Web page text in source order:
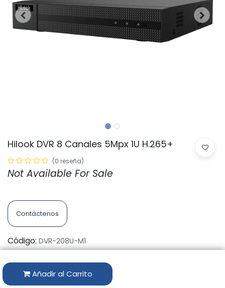
Hilook DVR 8 Canales 5Mpx 1U H.265+
(0 reseña)
Not Available For Sale
Añadir al Carrito
Contáctenos
Código: DVR-208U-M1
Marca:HILOOK
Disponibilidad por Almacén